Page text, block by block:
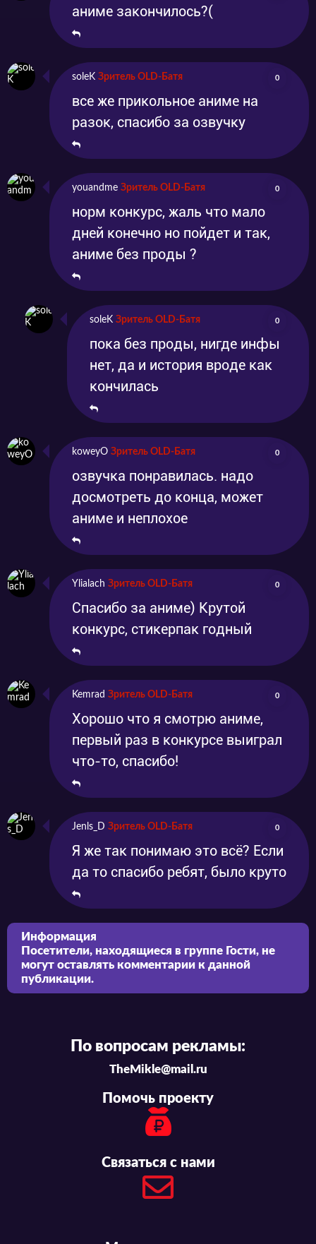
аниме закончилось?(
soleK Зритель OLD-Батя 0
все же прикольное аниме на
разок, спасибо за озвучку
youandme Зритель OLD-Батя 0
норм конкурс, жаль что мало
дней конечно но пойдет и так,
аниме без проды ?
soleK Зритель OLD-Батя 0
пока без проды, нигде инфы
нет, да и история вроде как
кончилась
koweyO Зритель OLD-Батя 0
озвучка понравилась. надо
досмотреть до конца, может
аниме и неплохое
Ylialach Зритель OLD-Батя 0
Спасибо за аниме) Крутой
конкурс, стикерпак годный
Kemrad Зритель OLD-Батя 0
Хорошо что я смотрю аниме,
первый раз в конкурсе выиграл
что-то, спасибо!
Jenls_D Зритель OLD-Батя 0
Я же так понимаю это всё? Если
да то спасибо ребят, было круто
Информация
Посетители, находящиеся в группе Гости, не
могут оставлять комментарии к данной
публикации.
По вопросам рекламы:
TheMikle@mail.ru
Помочь проекту
Связаться с нами